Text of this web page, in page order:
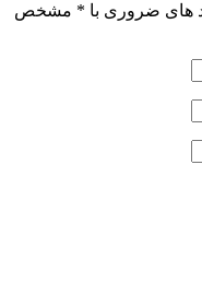
های ضروری با * مشخص